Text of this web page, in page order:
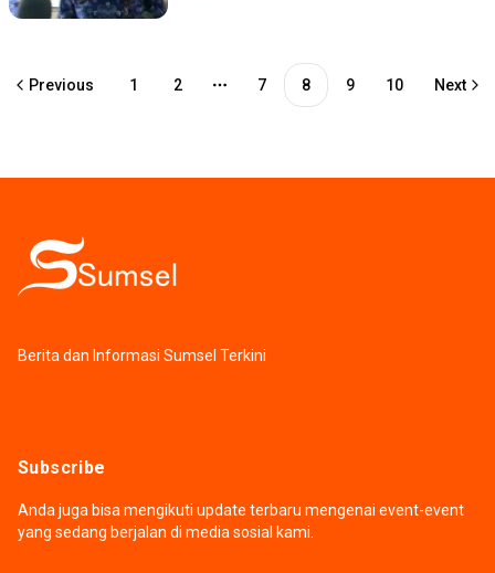
Previous 1 2
More pages
7 8 9 10 Next
Berita dan Informasi Sumsel Terkini
Subscribe
Anda juga bisa mengikuti update terbaru mengenai event-event
yang sedang berjalan di media sosial kami.